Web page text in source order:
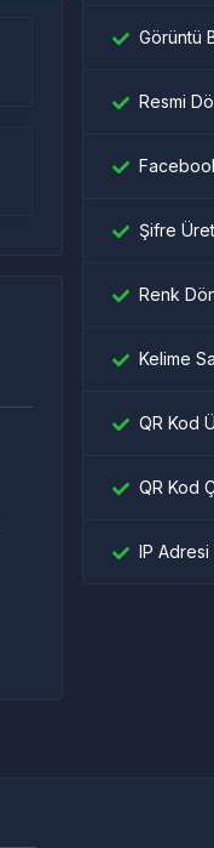
Görüntü
Resmi
Şifre
Renk
Kelime
QR Kod
QR Kod
IP Adresi